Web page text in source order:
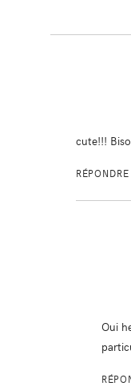
cute!!!
RÉPONDRE
Oui